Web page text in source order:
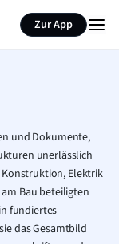
Zur App
und Dokumente,
unerlässlich
Elektrik
Bau beteiligten
fundiertes
das Gesamtbild